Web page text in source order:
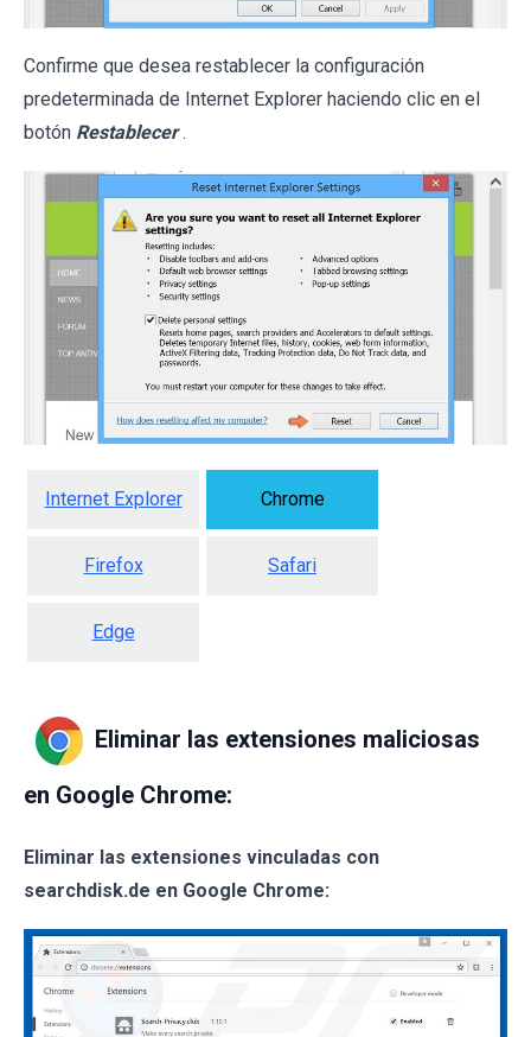
Confirme que desea restablecer la configuración
predeterminada de Internet Explorer haciendo clic en el
botón Restablecer .
Internet Explorer Chrome
Firefox Safari
Edge
Eliminar las extensiones maliciosas
en Google Chrome:
Eliminar las extensiones vinculadas con
searchdisk.de en Google Chrome: